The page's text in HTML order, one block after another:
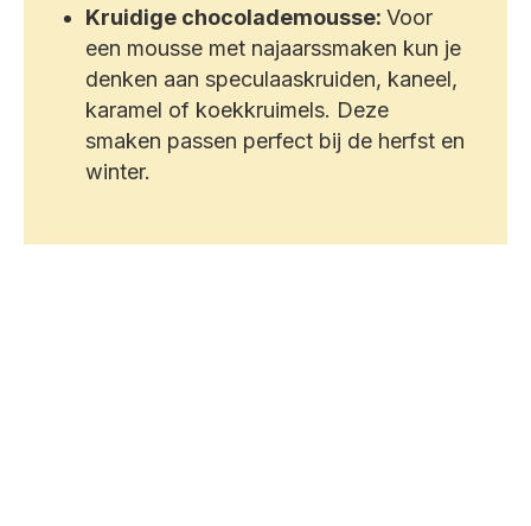
Kruidige chocolademousse: Voor
een mousse met najaarssmaken kun je
denken aan speculaaskruiden, kaneel,
karamel of koekkruimels. Deze
smaken passen perfect bij de herfst en
winter.